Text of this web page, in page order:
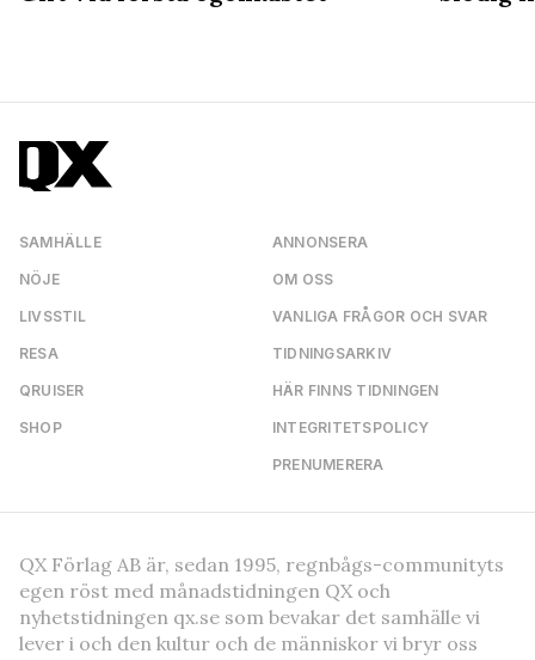
SAMHÄLLE
NÖJE
LIVSSTIL
RESA
QRUISER
SHOP
ANNONSERA
OM OSS
VANLIGA FRÅGOR OCH SVAR
TIDNINGSARKIV
HÄR FINNS TIDNINGEN
INTEGRITETSPOLICY
PRENUMERERA
QX Förlag AB är, sedan 1995, regnbågs-communityts
egen röst med månadstidningen QX och
nyhetstidningen qx.se som bevakar det samhälle vi
lever i och den kultur och de människor vi bryr oss